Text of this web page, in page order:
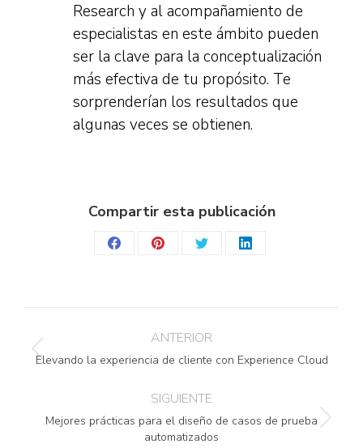
Research y al acompañamiento de
especialistas en este ámbito pueden
ser la clave para la conceptualización
más efectiva de tu propósito. Te
sorprenderían los resultados que
algunas veces se obtienen.
Compartir esta publicación
Share
Share
Share
Share
Navegación
entre
publicaciones
ANTERIOR
Publicación
Elevando la experiencia de cliente con Experience Cloud
SIGUIENTE
Publicación
Mejores prácticas para el diseño de casos de prueba
automatizados